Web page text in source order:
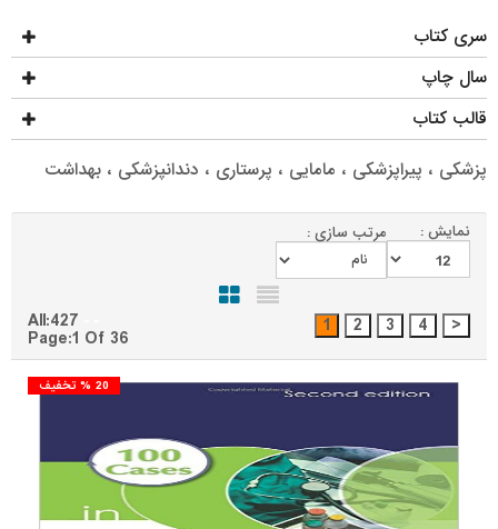
سری کتاب
سال چاپ
قالب کتاب
پزشکی ، پیراپزشکی ، مامایی ، پرستاری ، دندانپزشکی ، بهداشت
نمایش : مرتب سازی :
All:427
Page:1 Of 36
20 % تخفیف